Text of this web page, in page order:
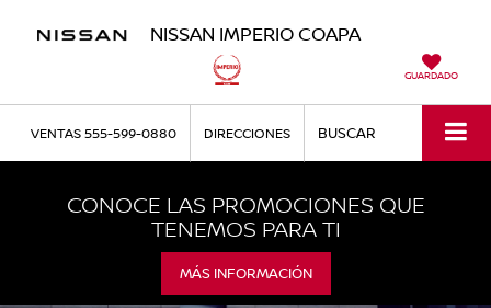
NISSAN IMPERIO COAPA
GUARDADO
VENTAS555-599-0880 DIRECCIONES BUSCAR
CONOCE LAS PROMOCIONES QUE
TENEMOS PARA TI
MÁS INFORMACIÓN